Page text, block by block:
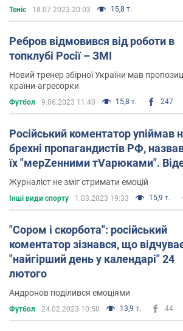
Теніс 18.07.2023 20:03 15,8 т.
Ребров відмовився від роботи в
топклубі Росії – ЗМІ
Новий тренер збірної України мав
країни-агресорки
Футбол 9.06.2023 11:40 15,8 т. 247
Російський коментатор упіймав
брехні пропагандистів РФ,
їх "мерZенними тVарюками".
Журналіст не зміг стримати емоцій
Інші види спорту 1.03.2023 19:33 15,9 т.
"Сором і скорбота": російський
коментатор зізнався, що
"найгірший день у календарі" 24
лютого
Андронов поділився емоціями
Футбол 24.02.2023 10:50 13,9 т. 44